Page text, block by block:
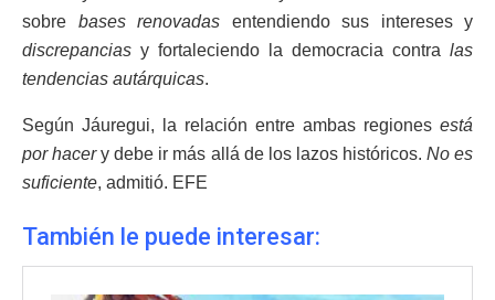
sobre bases renovadas entendiendo sus intereses y
discrepancias y fortaleciendo la democracia contra las
tendencias autárquicas.
Según Jáuregui, la relación entre ambas regiones está
por hacery debe ir más allá de los lazos históricos. No es
suficiente, admitió. EFE
También le puede interesar: